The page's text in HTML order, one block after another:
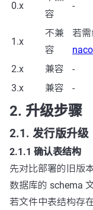
0.x
容
-
1.x
不兼
容
若
2.x
兼容
-
3.x
兼容 -
2. 升级步骤
2.1. 发行版升级
2.1.1 确认表结构
先对比部署的旧版
数据库的 schema
若文件中表结构存